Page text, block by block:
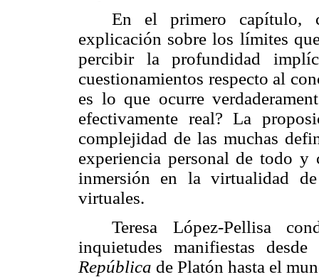
En el primero capítulo,
explicación sobre los límites
percibir la profundidad
cuestionamientos respecto al
es lo que ocurre
efectivamente real? La
complejidad de las muchas
experiencia personal de todo
inmersión en la virtualidad
virtuales.
Teresa López-Pellisa
inquietudes manifiestas
República de Platón hasta el